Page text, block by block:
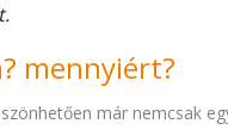
mennyiért?
már nemcsak